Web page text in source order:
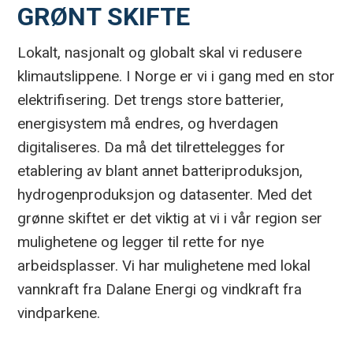
GRØNT SKIFTE
Lokalt, nasjonalt og globalt skal vi redusere
klimautslippene. I Norge er vi i gang med en stor
elektrifisering. Det trengs store batterier,
energisystem må endres, og hverdagen
digitaliseres. Da må det tilrettelegges for
etablering av blant annet batteriproduksjon,
hydrogenproduksjon og datasenter. Med det
grønne skiftet er det viktig at vi i vår region ser
mulighetene og legger til rette for nye
arbeidsplasser. Vi har mulighetene med lokal
vannkraft fra Dalane Energi og vindkraft fra
vindparkene.